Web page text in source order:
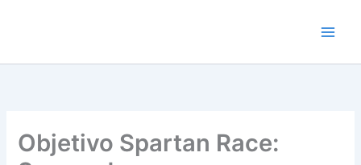
Objetivo Spartan Race: